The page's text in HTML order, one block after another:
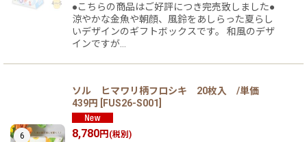
●こちらの商品はご好評につき完売致しました●
涼やかな金魚や朝顔、風鈴をあしらった夏らし
いデザインのギフトボックスです。 和風のデザ
インですが…
6
ソル ヒマワリ柄フロシキ 20枚入 /単価
439円 [FUS26-S001]
8,780円 (税別)